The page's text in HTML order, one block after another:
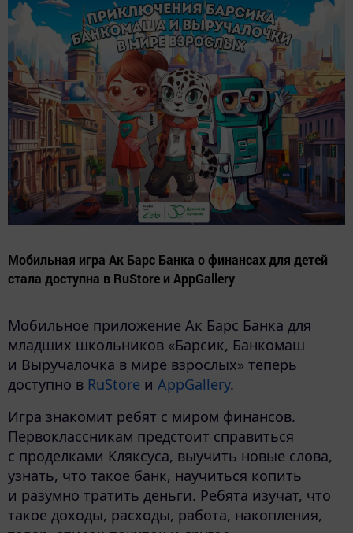
Мобильная игра Ак Барс Банка о финансах для детей
стала доступна в RuStore и AppGallery
Мобильное приложение Ак Барс Банка для
младших школьников «Барсик, Банкомаш
и Выручалочка в мире взрослых» теперь
доступно в RuStore и AppGallery.
Игра знакомит ребят с миром финансов.
Первоклассникам предстоит справиться
с проделками Кляксуса, выучить новые слова,
узнать, что такое банк, научиться копить
и разумно тратить деньги. Ребята изучат, что
такое доходы, расходы, работа, накопления,